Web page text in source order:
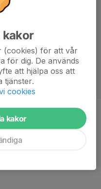
kakor
(cookies) för att vår
för dig. De används
att hjälpa oss att
tjänster.
cookies
kakor